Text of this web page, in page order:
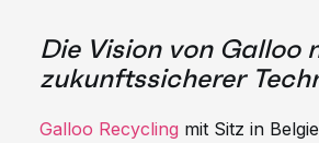
Die Vision von Galloo
zukunftssicherer
Galloo Recycling mit Sitz in